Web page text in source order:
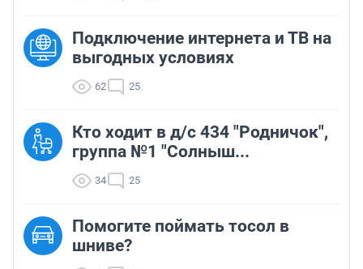
Подключение интернета и ТВ на
выгодных условиях
62 25
Кто ходит в д/с 434 "Родничок",
группа №1 "Солныш...
34 25
Помогите поймать тосол в
шниве?